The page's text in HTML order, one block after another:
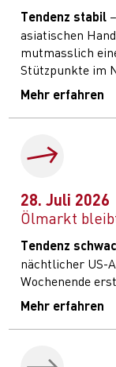
Tendenz stabil
asiatischen
mutmasslich
Stützpunkte im
Mehr erfahren
28. Juli 2026
Ölmarkt
Tendenz
nächtlicher US-
Wochenende
Mehr erfahren